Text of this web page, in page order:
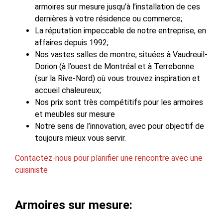
armoires sur mesure jusqu’à l’installation de ces
dernières à votre résidence ou commerce;
La réputation impeccable de notre entreprise, en
affaires depuis 1992;
Nos vastes salles de montre, situées à Vaudreuil-
Dorion (à l’ouest de Montréal et à Terrebonne
(sur la Rive-Nord) où vous trouvez inspiration et
accueil chaleureux;
Nos prix sont très compétitifs pour les armoires
et meubles sur mesure
Notre sens de l’innovation, avec pour objectif de
toujours mieux vous servir.
Contactez-nous pour planifier une rencontre avec une
cuisiniste
Armoires sur mesure: